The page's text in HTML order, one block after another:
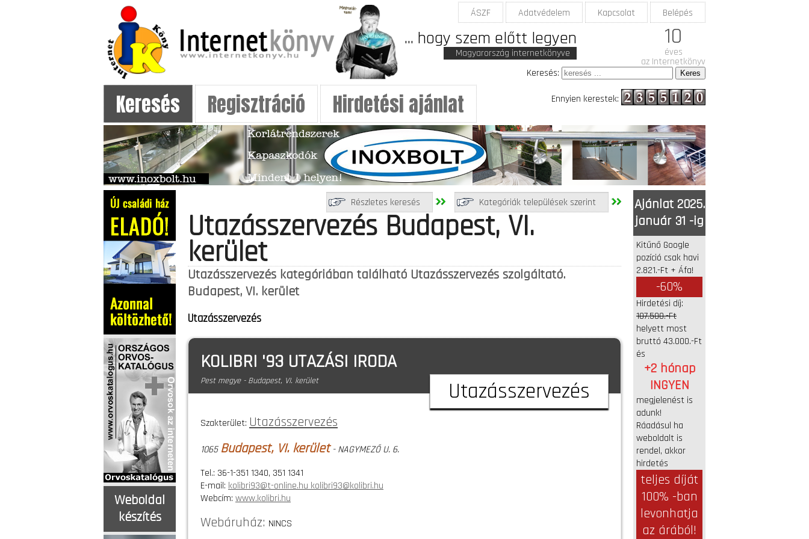
Keresés:
ÁSZF Adatvédelem Kapcsolat Belépés
... hogy szem előtt legyen
Magyarország internetkönyve
10
éves
az Internetkönyv
Ennyien kerestek:
Keresés Regisztráció Hirdetési ajánlat
Weboldal
készítés
Utazásszervezés Budapest, VI.
kerület
Utazásszervezés kategóriában található Utazásszervezés szolgáltató.
Budapest, VI. kerület
Utazásszervezés
Részletes keresés Kategóriák települések szerint
KOLIBRI '93 UTAZÁSI IRODA
Utazásszervezés
Pest megye - Budapest, VI. kerület
Szakterület: Utazásszervezés
1065 Budapest, VI. kerület- NAGYMEZŐ U. 6.
Tel.: 36-1-351 1340, 351 1341
E-mail: kolibri93@t-online.hu kolibri93@kolibri.hu
Webcím: www.kolibri.hu
Webáruház: NINCS
Ajánlat 2025.
január 31 -ig
Kitűnő Google
pozíció csak havi
2.821.-Ft + Áfa!
-60%
Hirdetési díj:
107.500.-Ft
helyett most
bruttó 43.000.-Ft
és
+2 hónap
INGYEN
megjelenést is
adunk!
Ráadásul ha
weboldalt is
rendel, akkor
hirdetés
teljes díját
100% -ban
levonhatja
az árából!